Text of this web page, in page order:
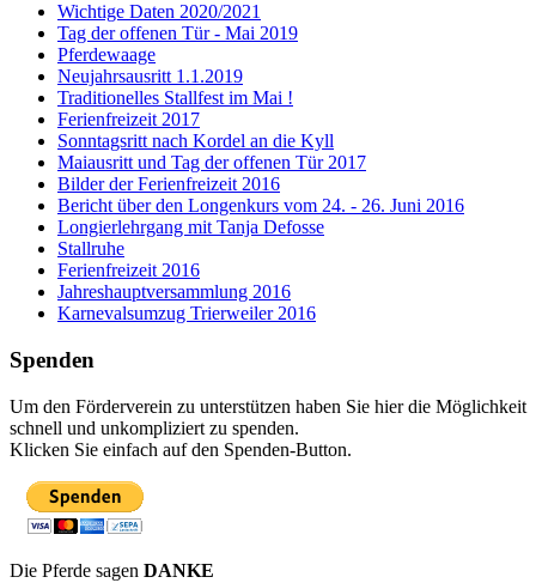
Wichtige Daten 2020/2021
Tag der offenen Tür - Mai 2019
Pferdewaage
Neujahrsausritt 1.1.2019
Traditionelles Stallfest im Mai !
Ferienfreizeit 2017
Sonntagsritt nach Kordel an die Kyll
Maiausritt und Tag der offenen Tür 2017
Bilder der Ferienfreizeit 2016
Bericht über den Longenkurs vom 24. - 26. Juni 2016
Longierlehrgang mit Tanja Defosse
Stallruhe
Ferienfreizeit 2016
Jahreshauptversammlung 2016
Karnevalsumzug Trierweiler 2016
Spenden
Um den Förderverein zu unterstützen haben Sie hier die Möglichkeit
schnell und unkompliziert zu spenden.
Klicken Sie einfach auf den Spenden-Button.
Die Pferde sagen DANKE